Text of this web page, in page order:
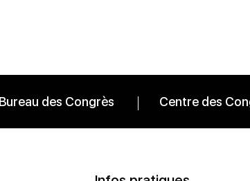
Bureau des Congrès Centre des